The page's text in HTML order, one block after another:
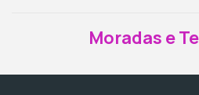
Moradas e